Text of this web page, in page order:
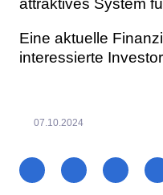
Eine aktuelle
interessierte
07.10.2024